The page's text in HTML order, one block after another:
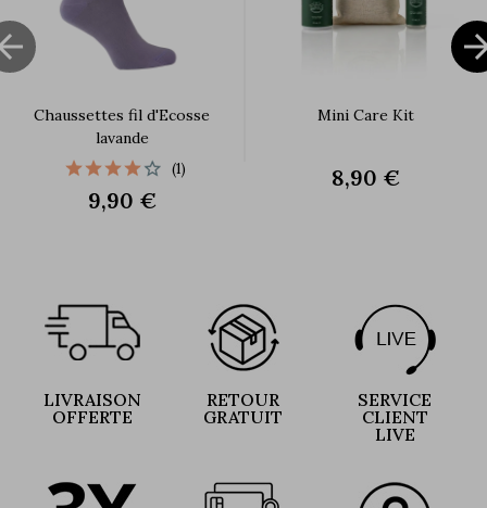
Chaussettes fil d'Ecosse
lavande
(1)
9,90 €
Mini Care Kit
8,90 €
LIVRAISON
OFFERTE
RETOUR
GRATUIT
SERVICE
CLIENT
LIVE